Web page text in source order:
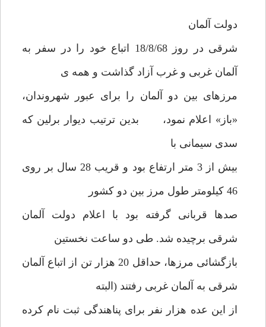
دولت آلمان
شرقی در روز 18/8/68 اتباع خود را در سفر به
آلمان غربی و غرب آزاد گذاشت و همه ی
مرزهای بین دو آلمان را برای عبور شهروندان،
«باز» اعلام نمود، بدین ترتیب دیوار برلین که
سدی سیمانی با
بیش از 3 متر ارتفاع بود و قریب 28 سال بر روی
46 کیلومتر طول مرز بین دو کشور
صدها قربانی گرفته بود با اعلام دولت آلمان
شرقی برچیده شد. طی دو ساعت نخستین
بازگشائی مرزها، حداقل 20 هزار تن از اتباع آلمان
شرقی به آلمان غربی رفتند (البته
از این عده هزار نفر برای پناهندگی ثبت نام کرده